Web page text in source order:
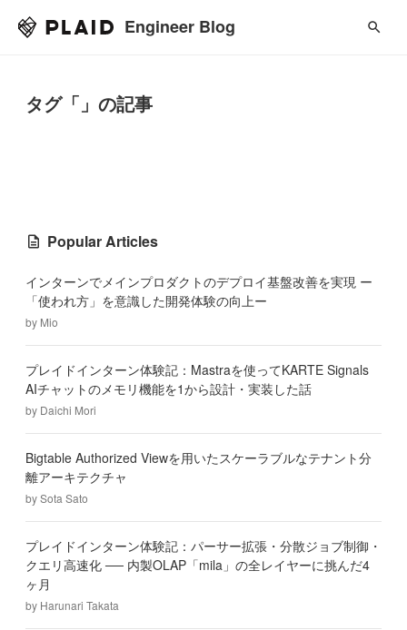
Engineer Blog
タグ「」の記事
Popular Articles
インターンでメインプロダクトのデプロイ基盤改善を実現 ー
「使われ方」を意識した開発体験の向上ー
by Mio
プレイドインターン体験記：Mastraを使ってKARTE Signals
AIチャットのメモリ機能を1から設計・実装した話
by Daichi Mori
Bigtable Authorized Viewを用いたスケーラブルなテナント分
離アーキテクチャ
bySota Sato
プレイドインターン体験記：パーサー拡張・分散ジョブ制御・
クエリ高速化 ── 内製OLAP「mila」の全レイヤーに挑んだ4
ヶ月
by Harunari Takata